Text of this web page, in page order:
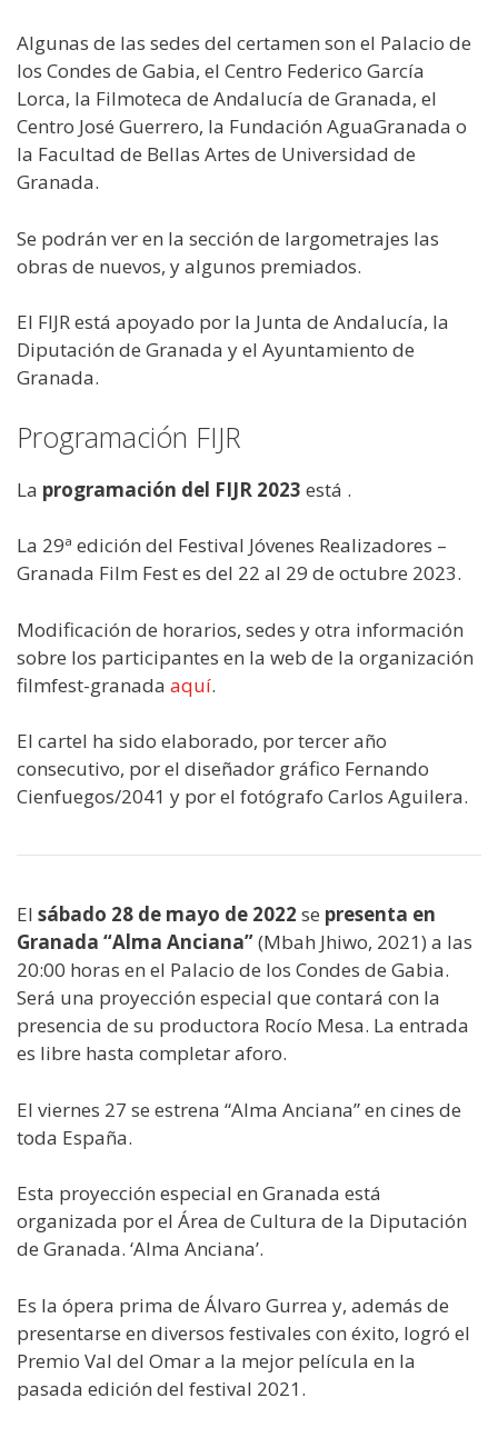
Algunas de las sedes del certamen son el Palacio de
los Condes de Gabia, el Centro Federico García
Lorca, la Filmoteca de Andalucía de Granada, el
Centro José Guerrero, la Fundación AguaGranada o
la Facultad de Bellas Artes de Universidad de
Granada.
Se podrán ver en la sección de largometrajes las
obras de nuevos, y algunos premiados.
El FIJR está apoyado por la Junta de Andalucía, la
Diputación de Granada y el Ayuntamiento de
Granada.
Programación FIJR
La programación del FIJR 2023 está .
La 29ª edición del Festival Jóvenes Realizadores –
Granada Film Fest es del 22 al 29 de octubre 2023.
Modificación de horarios, sedes y otra información
sobre los participantes en la web de la organización
filmfest-granada aquí.
El cartel ha sido elaborado, por tercer año
consecutivo, por el diseñador gráfico Fernando
Cienfuegos/2041 y por el fotógrafo Carlos Aguilera.
El sábado 28 de mayo de 2022 se presenta en
Granada “Alma Anciana”(Mbah Jhiwo, 2021) a las
20:00 horas en el Palacio de los Condes de Gabia.
Será una proyección especial que contará con la
presencia de su productora Rocío Mesa. La entrada
es libre hasta completar aforo.
El viernes 27 se estrena “Alma Anciana” en cines de
toda España.
Esta proyección especial en Granada está
organizada por el Área de Cultura de la Diputación
de Granada. ‘Alma Anciana’.
Es la ópera prima de Álvaro Gurrea y, además de
presentarse en diversos festivales con éxito, logró el
Premio Val del Omar a la mejor película en la
pasada edición del festival 2021.